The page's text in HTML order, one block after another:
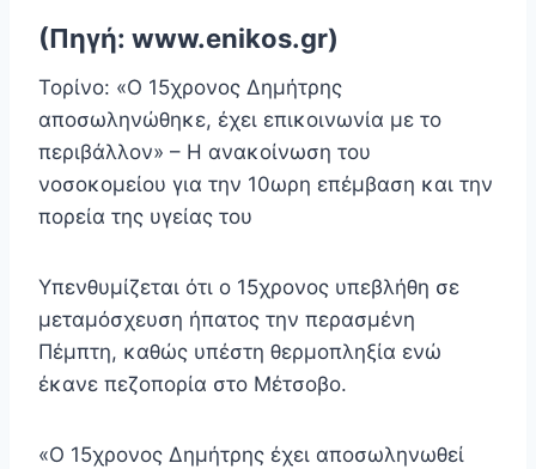
(Πηγή: www.enikos.gr)
Τορίνο: «Ο 15χρονος Δημήτρης
αποσωληνώθηκε, έχει επικοινωνία με το
περιβάλλον» – Η ανακοίνωση του
νοσοκομείου για την 10ωρη επέμβαση και την
πορεία της υγείας του
Υπενθυμίζεται ότι ο 15χρονος υπεβλήθη σε
μεταμόσχευση ήπατος την περασμένη
Πέμπτη, καθώς υπέστη θερμοπληξία ενώ
έκανε πεζοπορία στο Μέτσοβο.
«Ο 15χρονος Δημήτρης έχει αποσωληνωθεί